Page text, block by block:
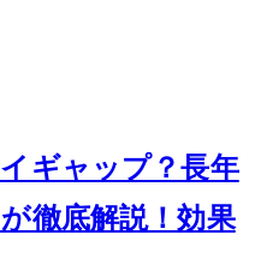
ギャップ？長年
徹底解説！効果